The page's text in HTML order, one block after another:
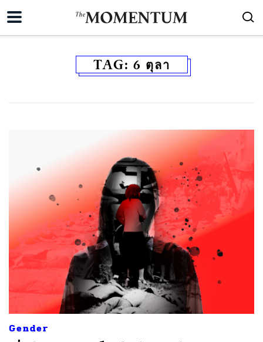
TAG: 6 ตุลา
Gender